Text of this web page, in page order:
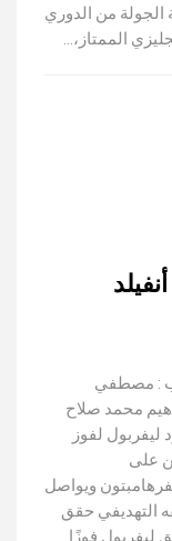
الجولة من الدوري
الممتاز،…
الـ101 في أنفيلد
: مصطفي
محمد صلاح
ليفربول لفوز
على
ويواصل
التهديفي حقق